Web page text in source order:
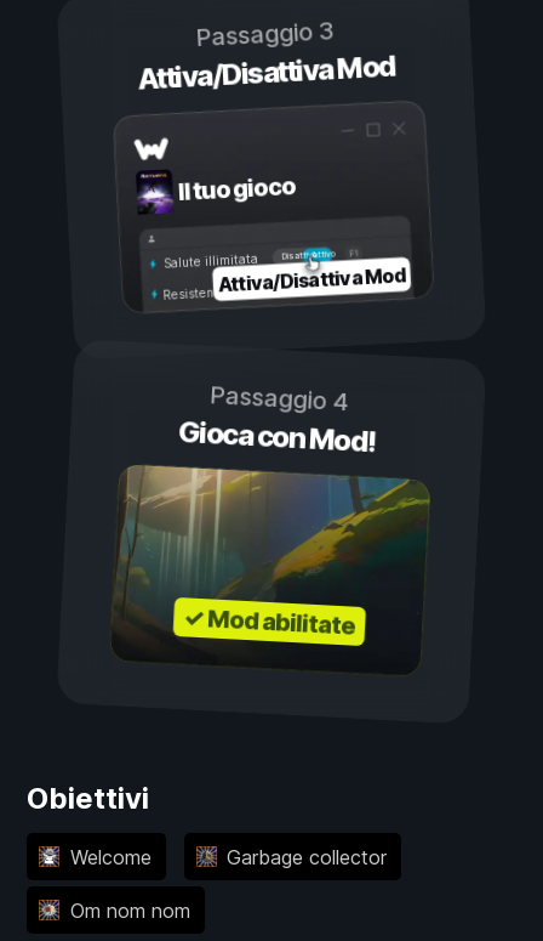
Passaggio 3
Attiva/Disattiva Mod
Il tuo gioco
Attivo
Disattivo
Salute illimitata
Resistenza illimitata
Attiva/Disattiva Mod
Passaggio 4
Gioca con Mod!
✓ Mod abilitate
Obiettivi
Welcome Garbage collector
Om nom nom